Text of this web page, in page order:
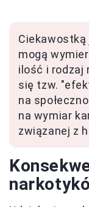
mogą
ilość i rodzaj
się tzw.
na
na wymiar
związanej z